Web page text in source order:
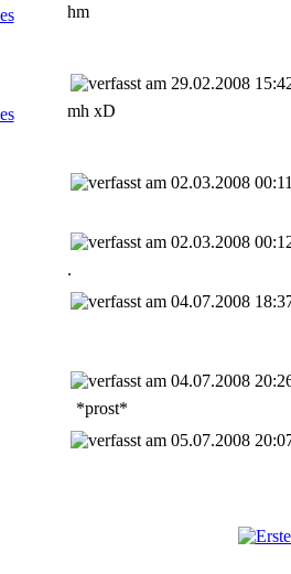
hm
29.02.2008
mh xD
02.03.2008
02.03.2008
.
04.07.2008
04.07.2008
*prost*
05.07.2008